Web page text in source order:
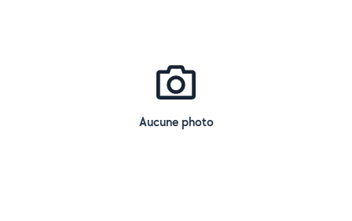
Aucune photo